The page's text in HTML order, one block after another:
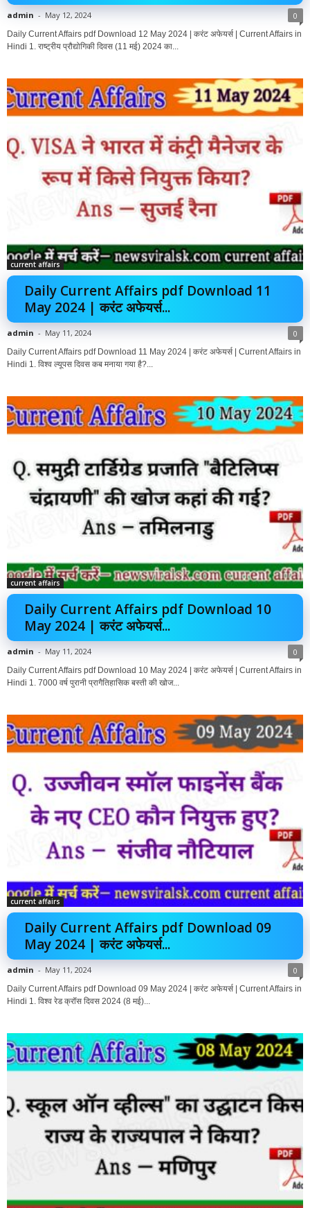
admin - May 12, 2024 0
Daily Current Affairs pdf Download 12 May 2024 | करंट अफेयर्स | Current Affairs in
Hindi 1. राष्ट्रीय प्रौद्योगिकी दिवस (11 मई) 2024 का...
current affairs
Daily Current Affairs pdf Download 11
May 2024 | करंट अफेयर्स...
admin - May 11, 2024 0
Daily Current Affairs pdf Download 11 May 2024 | करंट अफेयर्स | Current Affairs in
Hindi 1. विश्व ल्यूपस दिवस कब मनाया गया है?...
current affairs
Daily Current Affairs pdf Download 10
May 2024 | करंट अफेयर्स...
admin - May 11, 2024 0
Daily Current Affairs pdf Download 10 May 2024 | करंट अफेयर्स | Current Affairs in
Hindi 1. 7000 वर्ष पुरानी प्रागैतिहासिक बस्ती की खोज...
current affairs
Daily Current Affairs pdf Download 09
May 2024 | करंट अफेयर्स...
admin - May 11, 2024 0
Daily Current Affairs pdf Download 09 May 2024 | करंट अफेयर्स | Current Affairs in
Hindi 1. विश्व रेड क्रॉस दिवस 2024 (8 मई)...